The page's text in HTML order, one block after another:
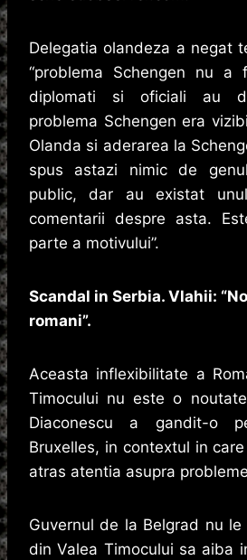
Delegatia olandeza a negat
“problema Schengen nu a
diplomati si oficiali au
problema Schengen era
Olanda si aderarea la
spus astazi nimic de
public, dar au existat
comentarii despre asta.
parte a motivului”.
Scandal in Serbia. Vlahii:
romani”.
Aceasta inflexibilitate a
Timocului nu este o
Diaconescu a gandit-o
Bruxelles, in contextul in
atras atentia asupra
Guvernul de la Belgrad nu
din Valea Timocului sa aiba